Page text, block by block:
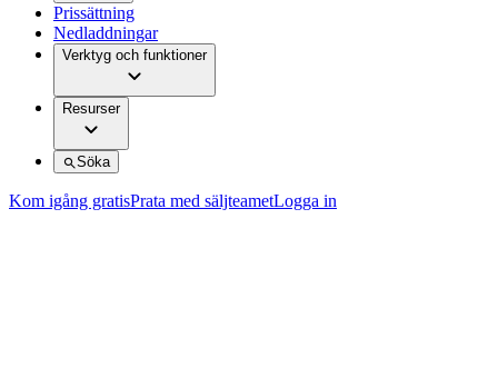
Prissättning
Nedladdningar
Verktyg och funktioner
Resurser
Söka
Kom igång gratisPrata med säljteametLogga in